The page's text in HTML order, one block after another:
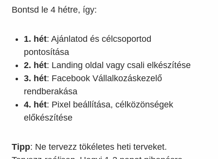
Bontsd le 4 hétre, így:
1. hét: Ajánlatod és célcsoportod
pontosítása
2. hét: Landing oldal vagy csali elkészítése
3. hét: Facebook Vállalkozáskezelő
rendberakása
4. hét: Pixel beállítása, célközönségek
előkészítése
Tipp: Ne tervezz tökéletes heti terveket.